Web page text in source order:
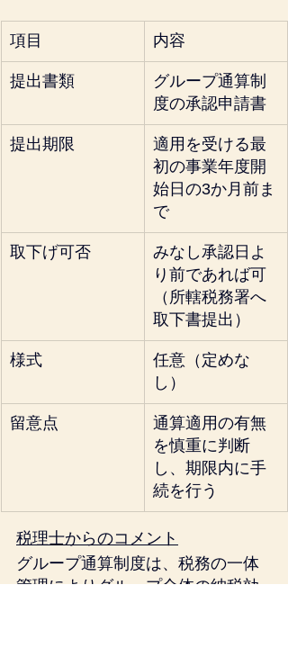
項目 内容
提出書類
グループ通算制
度の承認申請書
提出期限
適用を受ける最
初の事業年度開
始日の3か月前ま
で
取下げ可否
みなし承認日よ
り前であれば可
（所轄税務署へ
取下書提出）
様式
任意（定めな
し）
留意点
通算適用の有無
を慎重に判断
し、期限内に手
続を行う
税理士からのコメント
グループ通算制度は、税務の一体
管理によりグループ全体の納税効